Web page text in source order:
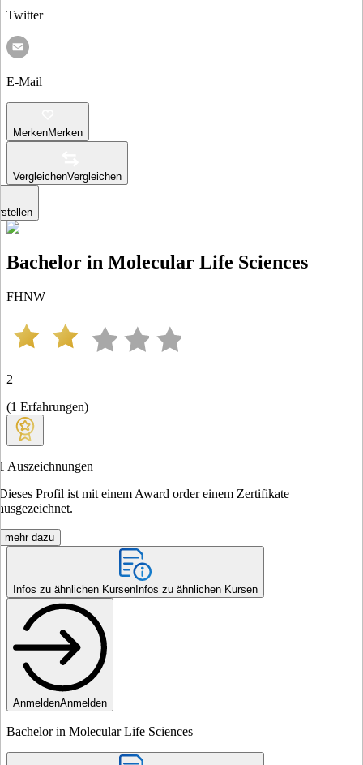
Twitter
E-Mail
MerkenMerken
VergleichenVergleichen
Bachelor in Molecular Life Sciences
FHNW
2
(1 Erfahrungen)
Auszeichnungen
Profil ist mit einem Award order einem Zertifikate
mehr dazu
Infos zu ähnlichen Kursen Infos zu ähnlichen Kursen
AnmeldenAnmelden
Bachelor in Molecular Life Sciences